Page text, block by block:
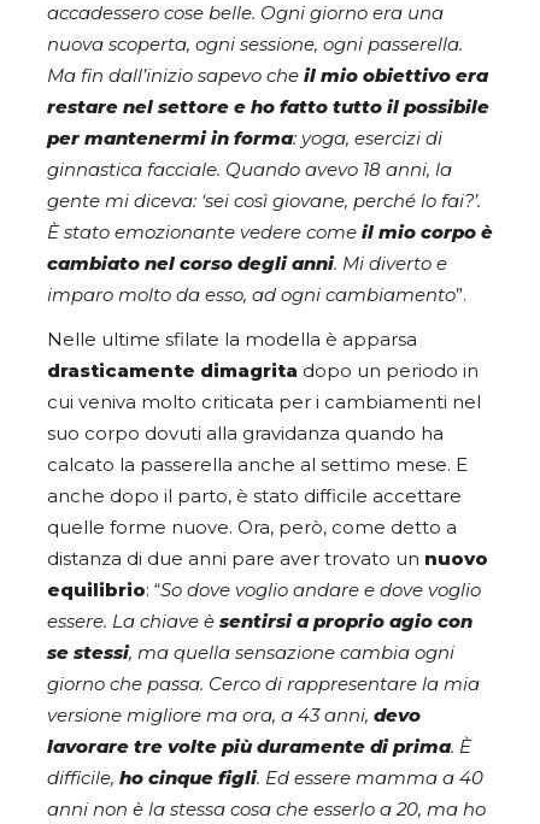
accadessero cose belle. Ogni giorno era una
nuova scoperta, ogni sessione, ogni passerella.
Ma fin dall’inizio sapevo che il mio obiettivo era
restare nel settore e ho fatto tutto il possibile
per mantenermi in forma: yoga, esercizi di
ginnastica facciale. Quando avevo 18 anni, la
gente mi diceva: ‘sei così giovane, perché lo fai?’.
È stato emozionante vedere come il mio corpo è
cambiato nel corso degli anni. Mi diverto e
imparo molto da esso, ad ogni cambiamento”.
Nelle ultime sfilate la modella è apparsa
drasticamente dimagrita dopo un periodo in
cui veniva molto criticata per i cambiamenti nel
suo corpo dovuti alla gravidanza quando ha
calcato la passerella anche al settimo mese. E
anche dopo il parto, è stato difficile accettare
quelle forme nuove. Ora, però, come detto a
distanza di due anni pare aver trovato un nuovo
equilibrio: “So dove voglio andare e dove voglio
essere. La chiave è sentirsi a proprio agio con
se stessi, ma quella sensazione cambia ogni
giorno che passa. Cerco di rappresentare la mia
versione migliore ma ora, a 43 anni, devo
lavorare tre volte più duramente di prima. È
difficile, ho cinque figli. Ed essere mamma a 40
anni non è la stessa cosa che esserlo a 20, ma ho